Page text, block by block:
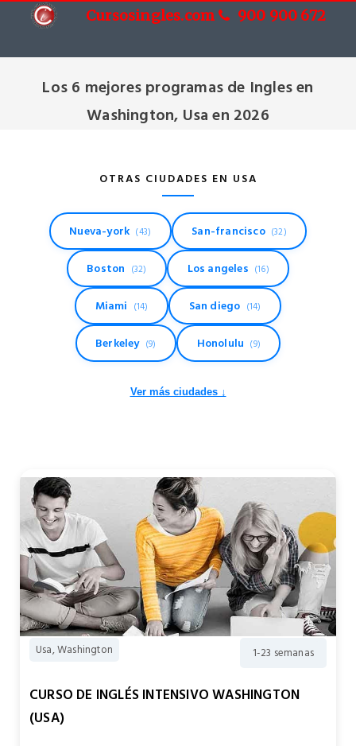
Cursosingles.com 900 900 672
Los 6 mejores programas de Ingles en
Washington, Usa en 2026
OTRAS CIUDADES EN USA
Nueva-york (43) San-francisco (32)
Boston (32) Los angeles (16)
Miami (14) San diego (14)
Berkeley (9) Honolulu (9)
Ver más ciudades ↓
Usa, Washington 1-23 semanas
CURSO DE INGLÉS INTENSIVO WASHINGTON
(USA)